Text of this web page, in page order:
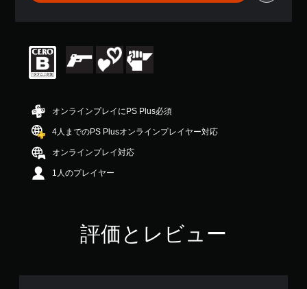
ん
オンラインプレイにPS Plus必須
4人までのPS Plusオンラインプレイヤー対応
オンラインプレイ対応
1人のプレイヤー
評価とレビュー